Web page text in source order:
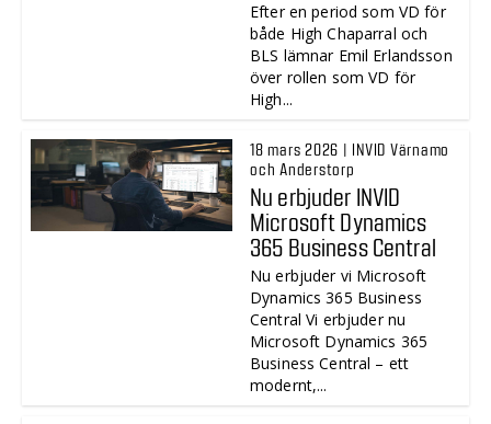
Efter en period som VD för
både High Chaparral och
BLS lämnar Emil Erlandsson
över rollen som VD för
High...
18 mars 2026 | INVID Värnamo
och Anderstorp
Nu erbjuder INVID
Microsoft Dynamics
365 Business Central
Nu erbjuder vi Microsoft
Dynamics 365 Business
Central Vi erbjuder nu
Microsoft Dynamics 365
Business Central – ett
modernt,...